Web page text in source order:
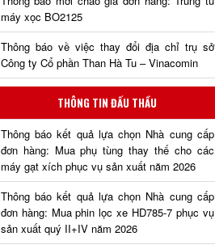
máy xọc BO2125
Thông báo về việc thay đổi địa chỉ trụ sở
Công ty Cổ phần Than Hà Tu – Vinacomin
THÔNG TIN ĐẤU THẦU
Thông báo kết quả lựa chọn Nhà cung cấp
đơn hàng: Mua phụ tùng thay thế cho các
máy gạt xích phục vụ sản xuất năm 2026
Thông báo kết quả lựa chọn Nhà cung cấp
đơn hàng: Mua phin lọc xe HD785-7 phục vụ
sản xuất quý II+IV năm 2026